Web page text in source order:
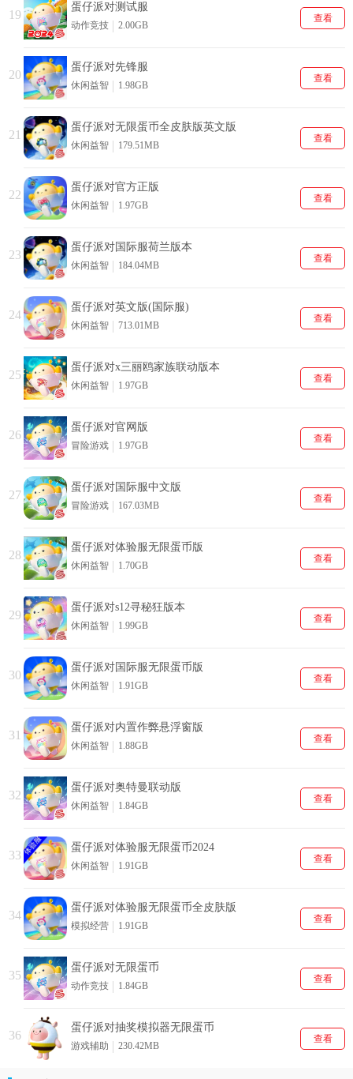
19
蛋仔派对测试服
动作竞技 2.00GB
查看
20
蛋仔派对先锋服
休闲益智 1.98GB
查看
21
蛋仔派对无限蛋币全皮肤版英文版
休闲益智 179.51MB
查看
22
蛋仔派对官方正版
休闲益智 1.97GB
查看
23
蛋仔派对国际服荷兰版本
休闲益智 184.04MB
查看
24
蛋仔派对英文版(国际服)
休闲益智 713.01MB
查看
25
蛋仔派对x三丽鸥家族联动版本
休闲益智 1.97GB
查看
26
蛋仔派对官网版
冒险游戏 1.97GB
查看
27
蛋仔派对国际服中文版
冒险游戏 167.03MB
查看
28
蛋仔派对体验服无限蛋币版
休闲益智 1.70GB
查看
29
蛋仔派对s12寻秘狂版本
休闲益智 1.99GB
查看
30
蛋仔派对国际服无限蛋币版
休闲益智 1.91GB
查看
31
蛋仔派对内置作弊悬浮窗版
休闲益智 1.88GB
查看
32
蛋仔派对奥特曼联动版
休闲益智 1.84GB
查看
33
蛋仔派对体验服无限蛋币2024
休闲益智 1.91GB
查看
34
蛋仔派对体验服无限蛋币全皮肤版
模拟经营 1.91GB
查看
35
蛋仔派对无限蛋币
动作竞技 1.84GB
查看
36
蛋仔派对抽奖模拟器无限蛋币
游戏辅助 230.42MB
查看